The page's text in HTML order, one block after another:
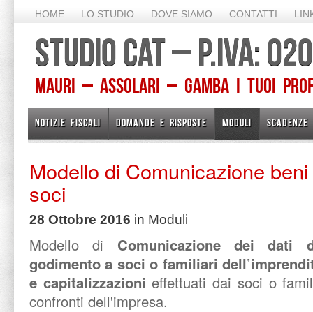
HOME LO STUDIO DOVE SIAMO CONTATTI
STUDIO CAT – P.IVA:
Mauri – Assolari – Gamba I TUOI
NOTIZIE FISCALI DOMANDE E RISPOSTE MODULI SCADENZE
Modello di Comunicazione
soci
28 Ottobre 2016 in Moduli
Modello di Comunicazione dei
godimento a soci o familiari
e capitalizzazioni effettuati dai soci o
confronti dell'impresa.